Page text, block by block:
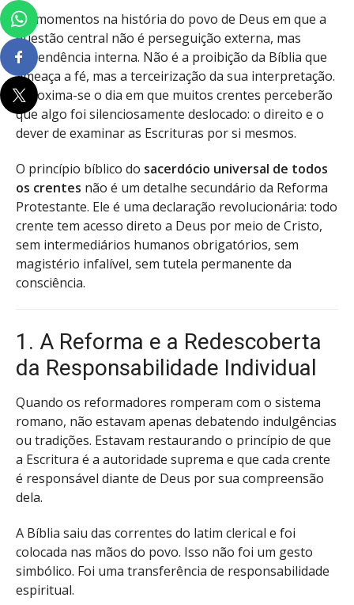
Há momentos na história do povo de Deus em que a
questão central não é perseguição externa, mas
dependência interna. Não é a proibição da Bíblia que
ameaça a fé, mas a terceirização da sua interpretação.
Aproxima-se o dia em que muitos crentes perceberão
que algo foi silenciosamente deslocado: o direito e o
dever de examinar as Escrituras por si mesmos.
O princípio bíblico do sacerdócio universal de todos
os crentes não é um detalhe secundário da Reforma
Protestante. Ele é uma declaração revolucionária: todo
crente tem acesso direto a Deus por meio de Cristo,
sem intermediários humanos obrigatórios, sem
magistério infalível, sem tutela permanente da
consciência.
1. A Reforma e a Redescoberta
da Responsabilidade Individual
Quando os reformadores romperam com o sistema
romano, não estavam apenas debatendo indulgências
ou tradições. Estavam restaurando o princípio de que
a Escritura é a autoridade suprema e que cada crente
é responsável diante de Deus por sua compreensão
dela.
A Bíblia saiu das correntes do latim clerical e foi
colocada nas mãos do povo. Isso não foi um gesto
simbólico. Foi uma transferência de responsabilidade
espiritual.